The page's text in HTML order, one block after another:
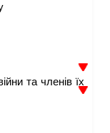
та членів їх